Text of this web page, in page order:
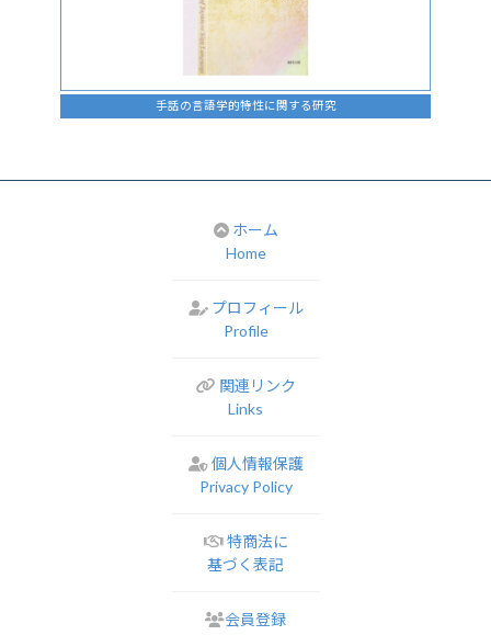
手話の言語学的特性に関する研究
ホーム
Home
プロフィール
Profile
関連リンク
Links
個人情報保護
Privacy Policy
特商法に
基づく表記
会員登録